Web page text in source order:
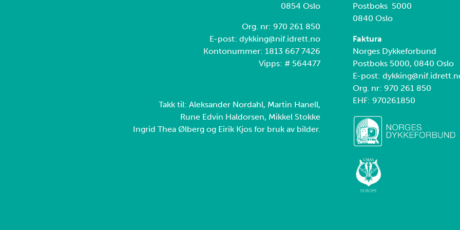
0854 Oslo
Org. nr: 970 261 850
E-post: dykking@nif.idrett.no
Kontonummer: 1813 667 7426
Vipps: # 564477
Takk til: Aleksander Nordahl, Martin Hanell,
Rune Edvin Haldorsen, Mikkel Stokke
Ingrid Thea Ølberg og Eirik Kjos for bruk av bilder.
Postboks 5000
0840 Oslo
Faktura
Norges Dykkeforbund
Postboks 5000, 0840 Oslo
E-post:
Org. nr: 970 261 850
EHF: 970261850